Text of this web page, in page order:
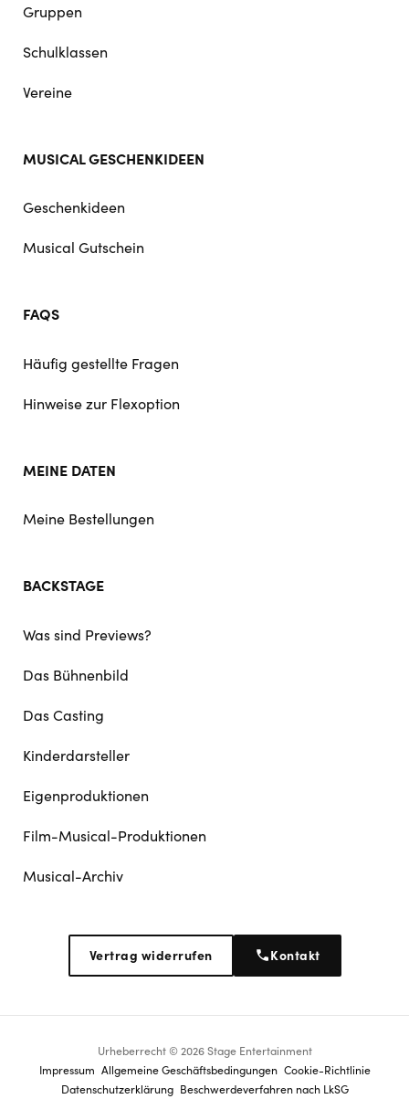
Gruppen
Schulklassen
Vereine
MUSICAL GESCHENKIDEEN
Geschenkideen
Musical Gutschein
FAQS
Häufig gestellte Fragen
Hinweise zur Flexoption
MEINE DATEN
Meine Bestellungen
BACKSTAGE
Was sind Previews?
Das Bühnenbild
Das Casting
Kinderdarsteller
Eigenproduktionen
Film-Musical-Produktionen
Musical-Archiv
Vertrag widerrufen Kontakt
Urheberrecht © 2026 Stage Entertainment
Footer
navigation
Impressum Allgemeine Geschäftsbedingungen Cookie-Richtlinie
Datenschutz­erklärung Beschwerdeverfahren nach LkSG